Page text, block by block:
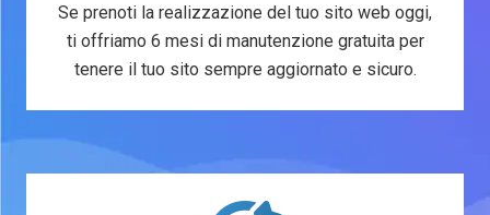
Se prenoti la realizzazione del tuo sito web oggi,
ti offriamo 6 mesi di manutenzione gratuita per
tenere il tuo sito sempre aggiornato e sicuro.